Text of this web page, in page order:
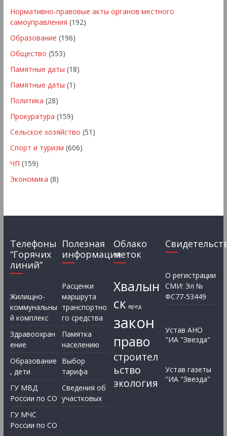
Нормативно-правовые акты органов местного
самоуправления (192)
Образование (196)
Общество (553)
Памятные даты (18)
Памятные даты (1)
Политика (28)
Прокуратура (159)
Сельское хозяйство (51)
Спорт и туризм (606)
ЧП (159)
Экономика (8)
Телефоны
“Горячих
линий”
Жилищно-
коммунальны
й комплекс
Здравоохран
ение
Образование
, дети
ГУ МВД
России по СО
ГУ МЧС
России по СО
Полезная
информация
Расценки
маршрута
транспортно
го средства
Памятка
населению
Выбор
тарифа
Сведения об
участковых
Облако
меток
Хвалын
ск вред
закон
право
строител
ьство
экология
О регистрации
СМИ: Эл №
ФС77-53449
Устав АНО
"ИА "Звезда"
Устав газеты
"ИА "Звезда"